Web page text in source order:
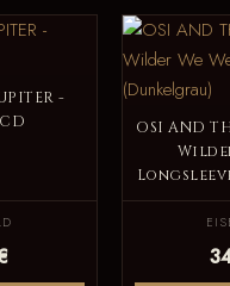
-
OSI AND